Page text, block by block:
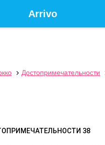
Arrivo
 Достопримечательности
38